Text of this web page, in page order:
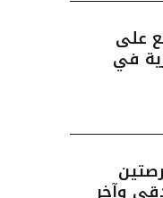
على
في
وآخر